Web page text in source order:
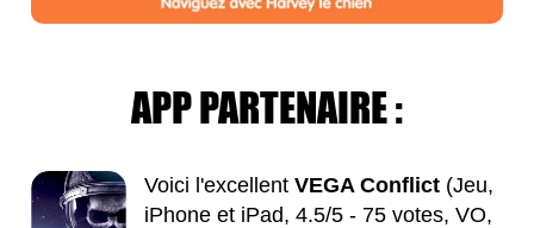
APP PARTENAIRE :
Voici l'excellentVEGA Conflict (Jeu,
iPhone et iPad, 4.5/5 - 75 votes, VO,